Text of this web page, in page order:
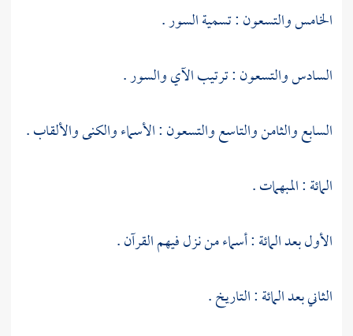
الخامس والتسعون : تسمية السور .
السادس والتسعون : ترتيب الآي والسور .
السابع والثامن والتاسع والتسعون : الأسماء والكنى والألقاب .
المائة : المبهمات .
الأول بعد المائة : أسماء من نزل فيهم القرآن .
الثاني بعد المائة : التاريخ .